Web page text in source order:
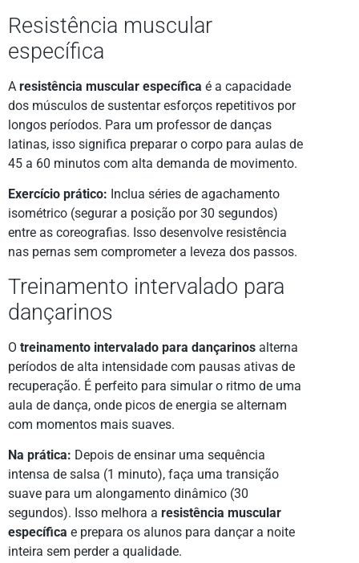
Resistência muscular
específica
A resistência muscular específica é a capacidade
dos músculos de sustentar esforços repetitivos por
longos períodos. Para um professor de danças
latinas, isso significa preparar o corpo para aulas de
45 a 60 minutos com alta demanda de movimento.
Exercício prático: Inclua séries de agachamento
isométrico (segurar a posição por 30 segundos)
entre as coreografias. Isso desenvolve resistência
nas pernas sem comprometer a leveza dos passos.
Treinamento intervalado para
dançarinos
O treinamento intervalado para dançarinos alterna
períodos de alta intensidade com pausas ativas de
recuperação. É perfeito para simular o ritmo de uma
aula de dança, onde picos de energia se alternam
com momentos mais suaves.
Na prática: Depois de ensinar uma sequência
intensa de salsa (1 minuto), faça uma transição
suave para um alongamento dinâmico (30
segundos). Isso melhora a resistência muscular
específica e prepara os alunos para dançar a noite
inteira sem perder a qualidade.